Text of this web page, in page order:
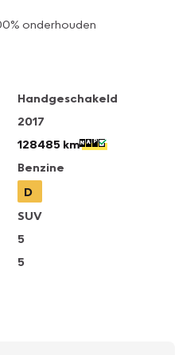
onderhouden
Handgeschakeld
2017
128485 km
Benzine
D
SUV
5
5